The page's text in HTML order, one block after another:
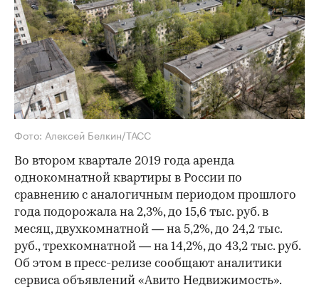
Фото: Алексей Белкин/ТАСС
Во втором квартале 2019 года аренда
однокомнатной квартиры в России по
сравнению с аналогичным периодом прошлого
года подорожала на 2,3%, до 15,6 тыс. руб. в
месяц, двухкомнатной — на 5,2%, до 24,2 тыс.
руб., трехкомнатной — на 14,2%, до 43,2 тыс. руб.
Об этом в пресс-релизе сообщают аналитики
сервиса объявлений «Авито Недвижимость».